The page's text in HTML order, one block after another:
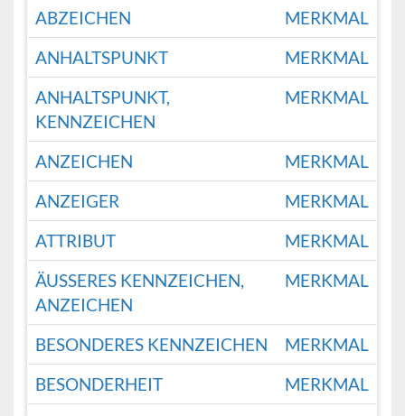
ABZEICHEN
MERKMAL
ANHALTSPUNKT
MERKMAL
ANHALTSPUNKT,
KENNZEICHEN
MERKMAL
ANZEICHEN
MERKMAL
ANZEIGER
MERKMAL
ATTRIBUT
MERKMAL
ÄUSSERES KENNZEICHEN, A
NZEICHEN
MERKMAL
BESONDERES KENNZEICHEN
MERKMAL
BESONDERHEIT
MERKMAL